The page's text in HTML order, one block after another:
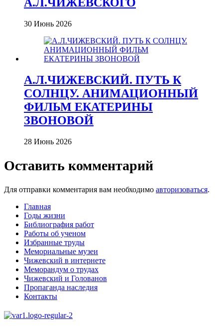
30 Июнь 2026
А.Л.ЧИЖЕВСКИЙ. ПУТЬ К
СОЛНЦУ. АНИМАЦИОННЫЙ
ФИЛЬМ ЕКАТЕРИНЫ
ЗВОНОВОЙ
28 Июнь 2026
Оставить комментарий
Для отправки комментария вам необходимо авторизоваться.
Главная
Годы жизни
Библиография работ
Работы об ученом
Избранные труды
Мемориальные музеи
Чижевский в интернете
Меморандум о трудах
Чижевский и Голованов
Пропаганда наследия
Контакты